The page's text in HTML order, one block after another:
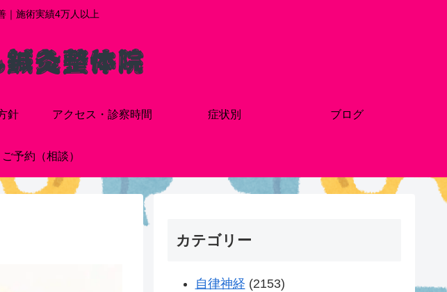
｜施術実績4万人以上
針 アクセス・診察時間 症状別 ブログ
ご予約（相談）
カテゴリー
自律神経 (2153)